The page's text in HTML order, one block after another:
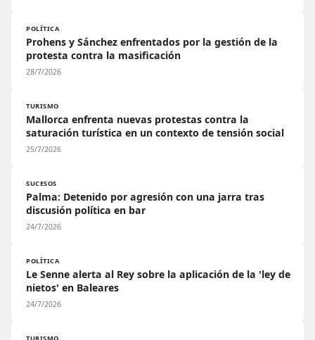
POLÍTICA
Prohens y Sánchez enfrentados por la gestión de la
protesta contra la masificación
28/7/2026
TURISMO
Mallorca enfrenta nuevas protestas contra la
saturación turística en un contexto de tensión social
25/7/2026
SUCESOS
Palma: Detenido por agresión con una jarra tras
discusión política en bar
24/7/2026
POLÍTICA
Le Senne alerta al Rey sobre la aplicación de la 'ley de
nietos' en Baleares
24/7/2026